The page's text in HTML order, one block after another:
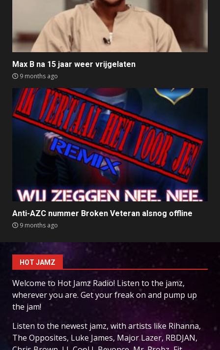
Max B na 15 jaar weer vrijgelaten
9 months ago
Anti-AZC nummer Broken Veteran alsnog offline
9 months ago
HOT JAMZ
Welcome to Hot Jamz Radio! Listen to the jamz,
wherever you are. Get your freak on and pump up
the jam!
Listen to the newest jamz, with artists like Rihanna,
The Opposites, Luke James, Major Lazer, RBDJAN,